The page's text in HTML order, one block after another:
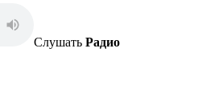
Слушать Радио